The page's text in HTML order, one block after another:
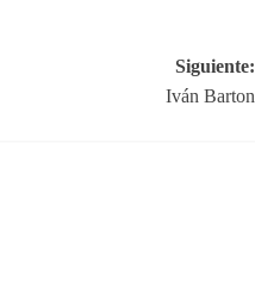
Siguiente:
Iván Barton